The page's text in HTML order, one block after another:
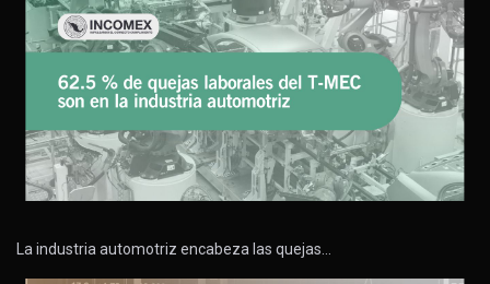
La industria automotriz encabeza las quejas…